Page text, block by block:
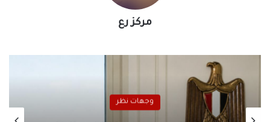
مركز رع
وجهات نظر